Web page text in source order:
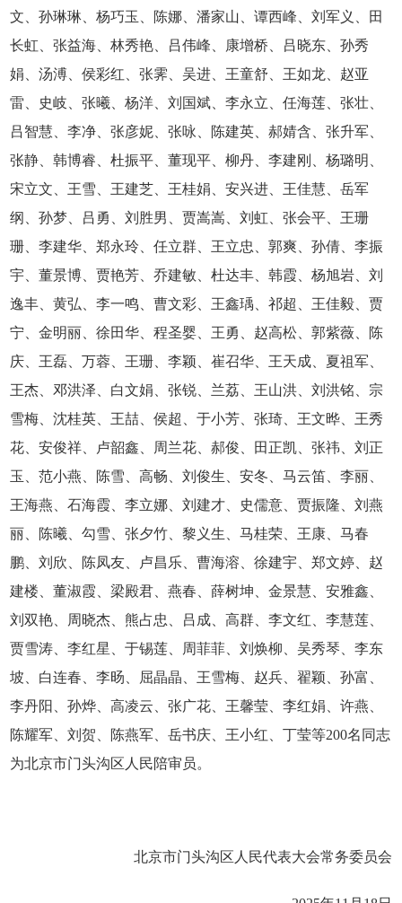
文、孙琳琳、杨巧玉、陈娜、潘家山、谭西峰、刘军义、田
长虹、张益海、林秀艳、吕伟峰、康增桥、吕晓东、孙秀
娟、汤溥、侯彩红、张霁、吴进、王童舒、王如龙、赵亚
雷、史岐、张曦、杨洋、刘国斌、李永立、任海莲、张壮、
吕智慧、李净、张彦妮、张咏、陈建英、郝婧含、张升军、
张静、韩博睿、杜振平、董现平、柳丹、李建刚、杨璐明、
宋立文、王雪、王建芝、王桂娟、安兴进、王佳慧、岳军
纲、孙梦、吕勇、刘胜男、贾嵩嵩、刘虹、张会平、王珊
珊、李建华、郑永玲、任立群、王立忠、郭爽、孙倩、李振
宇、董景博、贾艳芳、乔建敏、杜达丰、韩霞、杨旭岩、刘
逸丰、黄弘、李一鸣、曹文彩、王鑫瑀、祁超、王佳毅、贾
宁、金明丽、徐田华、程圣婴、王勇、赵高松、郭紫薇、陈
庆、王磊、万蓉、王珊、李颖、崔召华、王天成、夏祖军、
王杰、邓洪泽、白文娟、张锐、兰荔、王山洪、刘洪铭、宗
雪梅、沈桂英、王喆、侯超、于小芳、张琦、王文晔、王秀
花、安俊祥、卢韶鑫、周兰花、郝俊、田正凯、张祎、刘正
玉、范小燕、陈雪、高畅、刘俊生、安冬、马云笛、李丽、
王海燕、石海霞、李立娜、刘建才、史儒意、贾振隆、刘燕
丽、陈曦、勾雪、张夕竹、黎义生、马桂荣、王康、马春
鹏、刘欣、陈凤友、卢昌乐、曹海溶、徐建宇、郑文婷、赵
建楼、董淑霞、梁殿君、燕春、薛树坤、金景慧、安雅鑫、
刘双艳、周晓杰、熊占忠、吕成、高群、李文红、李慧莲、
贾雪涛、李红星、于锡莲、周菲菲、刘焕柳、吴秀琴、李东
坡、白连春、李旸、屈晶晶、王雪梅、赵兵、翟颖、孙富、
李丹阳、孙烨、高凌云、张广花、王馨莹、李红娟、许燕、
陈耀军、刘贺、陈燕军、岳书庆、王小红、丁莹等200名同志
为北京市门头沟区人民陪审员。
北京市门头沟区人民代表大会常务委员会